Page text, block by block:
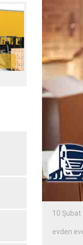
10 Şubat
evden